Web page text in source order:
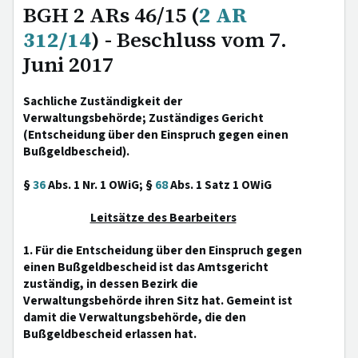
BGH 2 ARs 46/15 (2 AR
312/14) - Beschluss vom 7.
Juni 2017
Sachliche Zuständigkeit der
Verwaltungsbehörde; Zuständiges Gericht
(Entscheidung über den Einspruch gegen einen
Bußgeldbescheid).
§36Abs. 1 Nr. 1 OWiG; §68Abs. 1 Satz 1 OWiG
Leitsätze des Bearbeiters
1. Für die Entscheidung über den Einspruch gegen
einen Bußgeldbescheid ist das Amtsgericht
zuständig, in dessen Bezirk die
Verwaltungsbehörde ihren Sitz hat. Gemeint ist
damit die Verwaltungsbehörde, die den
Bußgeldbescheid erlassen hat.